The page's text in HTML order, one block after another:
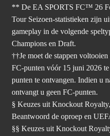
ea.com/games/ea-sports-fc/fc-
info.
** De EA SPORTS FC™ 26
Tour Seizoen-statistieken zijn
gameplay in de volgende
Champions en Draft.
††Je moet de stappen
FC-punten vóór 15 juni 2026
punten te ontvangen. Indien u
ontvangt u geen FC-punten.
§ Keuzes uit Knockout